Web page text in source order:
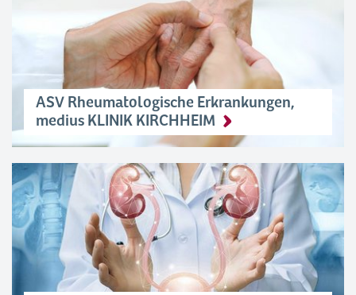
ASV Rheumatologische Erkrankungen,
medius KLINIK KIRCHHEIM